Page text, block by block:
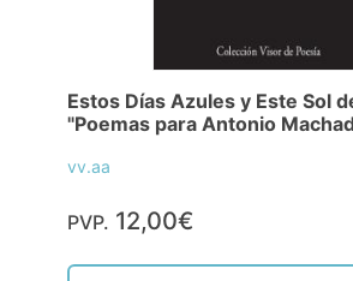
Estos Días Azules y Este Sol
"Poemas para Antonio
vv.aa
PVP. 12,00€